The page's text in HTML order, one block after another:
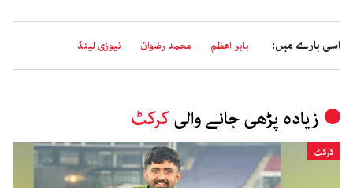
اسی بارے میں: بابر اعظم محمد رضوان نیوزی لینڈ
زیادہ پڑھی جانے والیکرکٹ
کرکٹ